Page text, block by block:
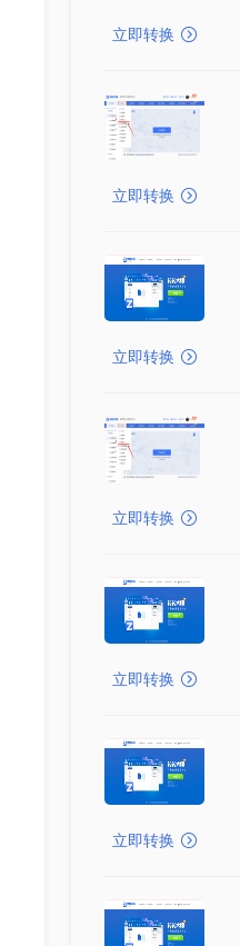
立即转换
立即转换
立即转换
立即转换
立即转换
立即转换